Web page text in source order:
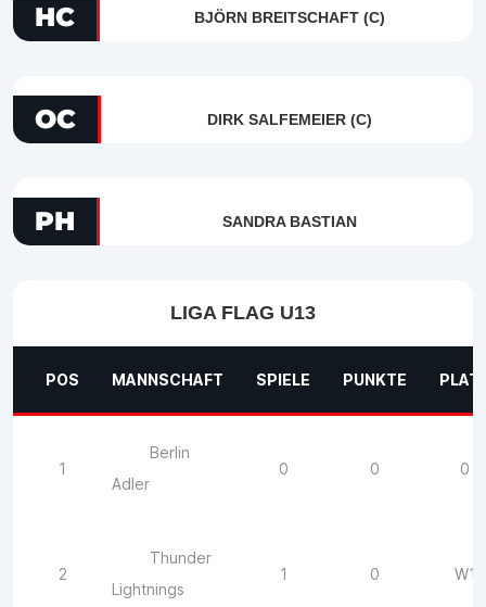
HC BJÖRN BREITSCHAFT (C)
OC DIRK SALFEMEIER (C)
PH SANDRA BASTIAN
LIGA FLAG U13
POS MANNSCHAFT SPIELE PUNKTE
1
Berlin
Adler
0 0 0
2
Thunder
Lightnings
1 0 W1